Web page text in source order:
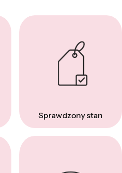
Sprawdzony stan